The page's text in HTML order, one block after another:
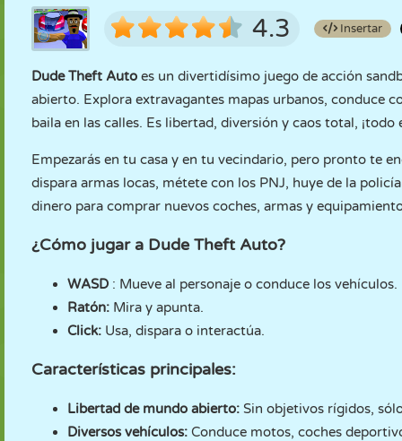
4.3 Insertar
Dude Theft Auto es un divertidísimo juego de acción
abierto. Explora extravagantes mapas urbanos, conduce
baila en las calles. Es libertad, diversión y caos total, ¡todo
Empezarás en tu casa y en tu vecindario, pero pronto te
dispara armas locas, métete con los PNJ, huye de la
dinero para comprar nuevos coches, armas y
¿Cómo jugar a Dude Theft Auto?
WASD : Mueve al personaje o conduce los vehículos.
Ratón: Mira y apunta.
Click: Usa, dispara o interactúa.
Características principales:
Libertad de mundo abierto: Sin objetivos rígidos,
Diversos vehículos: Conduce motos, coches